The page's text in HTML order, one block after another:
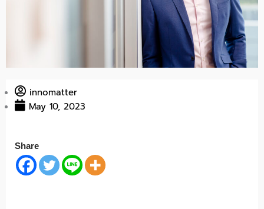
innomatter
May 10, 2023
Share